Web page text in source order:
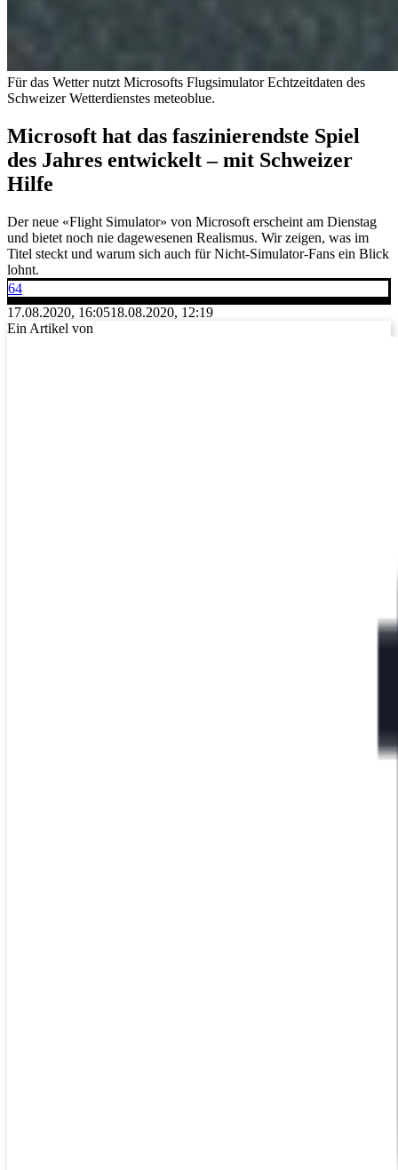
Für das Wetter nutzt Microsofts Flugsimulator Echtzeitdaten des
Schweizer Wetterdienstes meteoblue.
Microsoft hat das faszinierendste Spiel
des Jahres entwickelt – mit Schweizer
Hilfe
Der neue «Flight Simulator» von Microsoft erscheint am Dienstag
und bietet noch nie dagewesenen Realismus. Wir zeigen, was im
Titel steckt und warum sich auch für Nicht-Simulator-Fans ein Blick
lohnt.
64
17.08.2020, 16:0518.08.2020, 12:19
Ein Artikel von